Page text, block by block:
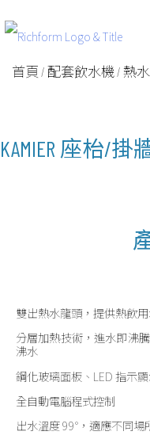
to
content
首頁 / 配套飲水機/ 熱
KAMIER 座枱/掛
雙出熱水龍頭，提供熱飲
分層加熱技術，進水即沸
沸水
鋼化玻璃面板、LED 指示
全自動電腦程式控制
出水溫度 99°，適應不同